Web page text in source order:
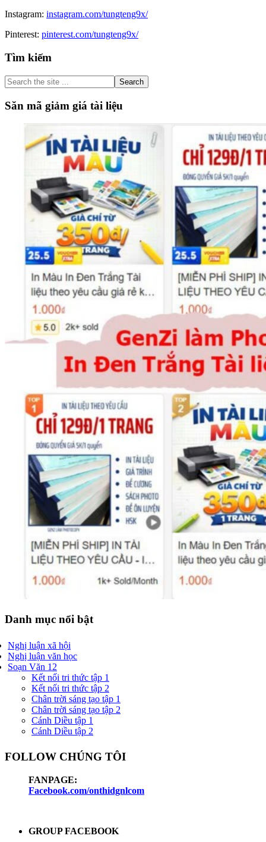
Instagram: instagram.com/tungteng9x/
Pinterest: pinterest.com/tungteng9x/
Primary
Sidebar
Tìm kiếm
Search
the
site
...
Săn mã giảm giá tài liệu
Danh mục nổi bật
Nghị luận xã hội
Nghị luận văn học
Soạn Văn 12
Kết nối tri thức tập 1
Kết nối tri thức tập 2
Chân trời sáng tạo tập 1
Chân trời sáng tạo tập 2
Cánh Diều tập 1
Cánh Diều tập 2
FOLLOW CHÚNG TÔI
FANPAGE:
Facebook.com/onthidgnlcom
GROUP FACEBOOK